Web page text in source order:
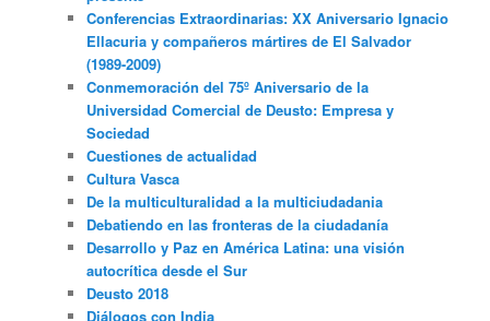
Conferencias Extraordinarias: XX Aniversario Ignacio
Ellacuria y compañeros mártires de El Salvador
(1989-2009)
Conmemoración del 75º Aniversario de la
Universidad Comercial de Deusto: Empresa y
Sociedad
Cuestiones de actualidad
Cultura Vasca
De la multiculturalidad a la multiciudadania
Debatiendo en las fronteras de la ciudadanía
Desarrollo y Paz en América Latina: una visión
autocrítica desde el Sur
Deusto 2018
Diálogos con India